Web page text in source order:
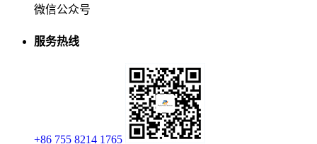
微信公众号
服务热线
+86 755 8214 1765